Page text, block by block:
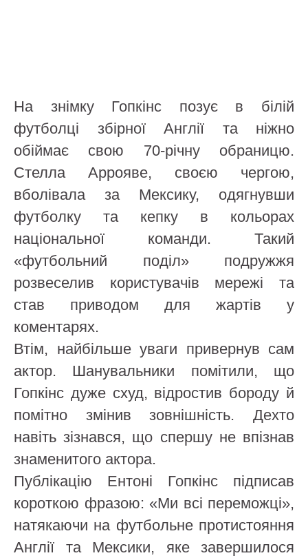
На знімку Гопкінс позує в білій
футболці збірної Англії та ніжно
обіймає свою 70-річну обраницю.
Стелла Аррояве, своєю чергою,
вболівала за Мексику, одягнувши
футболку та кепку в кольорах
національної команди. Такий
«футбольний поділ» подружжя
розвеселив користувачів мережі та
став приводом для жартів у
коментарях.
Втім, найбільше уваги привернув сам
актор. Шанувальники помітили, що
Гопкінс дуже схуд, відростив бороду й
помітно змінив зовнішність. Дехто
навіть зізнався, що спершу не впізнав
знаменитого актора.
Публікацію Ентоні Гопкінс підписав
короткою фразою: «Ми всі переможці»,
натякаючи на футбольне протистояння
Англії та Мексики, яке завершилося